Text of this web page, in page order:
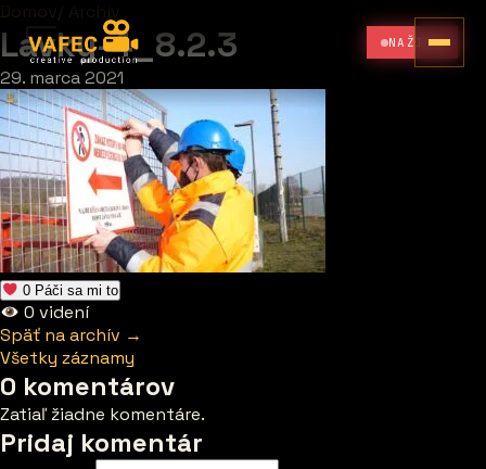
NAŽIVO
Domov Archív
Lavky-4_8.2.3
29. marca 2021
0 Páči sa mi to
0 videní
Späť na archív →
Všetky záznamy
0 komentárov
Zatiaľ žiadne komentáre.
Pridaj komentár